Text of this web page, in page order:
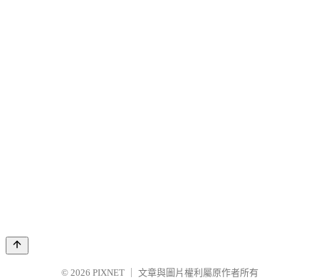
© 2026 PIXNET
文章與圖片權利屬原作者所有